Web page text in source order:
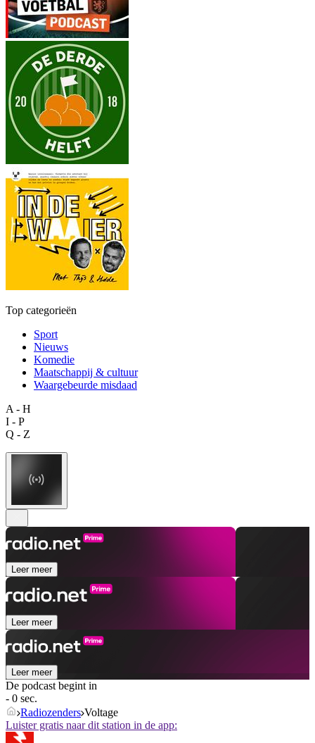
Top categorieën
Sport
Nieuws
Komedie
Maatschappij & cultuur
Waargebeurde misdaad
A - H
I - P
Q - Z
Leer meer
Leer meer
Leer meer
De podcast begint in
- 0 sec.
Radiozenders Voltage
Luister gratis naar dit station in de app: